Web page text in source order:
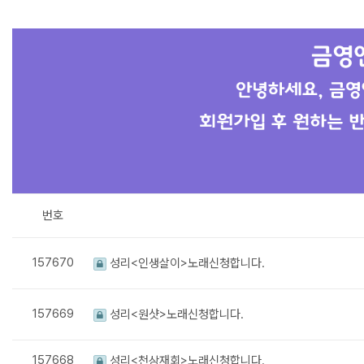
번호
157670 성리<인생살이>노래신청합니다.
157669 성리<원샷>노래신청합니다.
157668 성리<천상재회>노래신청합니다.